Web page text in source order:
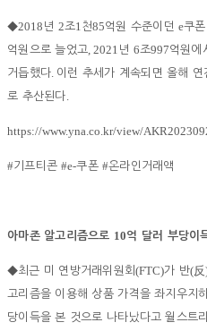
◆2018 년 2조1천85억원 수준이던e쿠
억원으로 늘었고, 2021 년 6조997억원에
거듭했다. 이런 추세가 계속되면 올해
로 추산된다.
https://www.yna.co.kr/view/
#기프티콘#e-쿠폰#온라인거래액
아마존 알고리즘으로 10억 달러 부당이
◆최근 미 연방거래위원회(FTC)가 반(反
고리즘을 이용해 상품 가격을 좌지우지
당이득을 본 것으로 나타났다고 월스트